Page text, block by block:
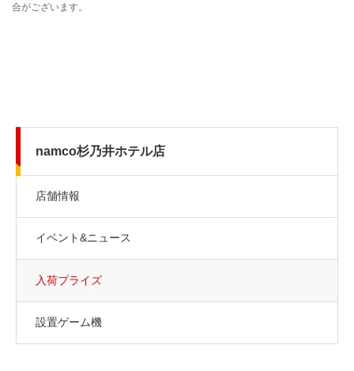
namco杉乃井ホテル店
店舗情報
イベント&ニュース
入荷プライズ
設置ゲーム機